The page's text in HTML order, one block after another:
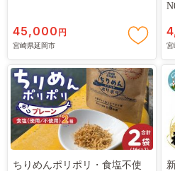
45,000 円
宮崎県延岡市 宮
ちりめんポリポリ・食塩不使